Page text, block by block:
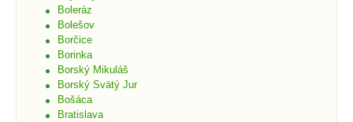
Boleráz
Bolešov
Borčice
Borinka
Borský Mikuláš
Borský Svätý Jur
Bošáca
Bratislava